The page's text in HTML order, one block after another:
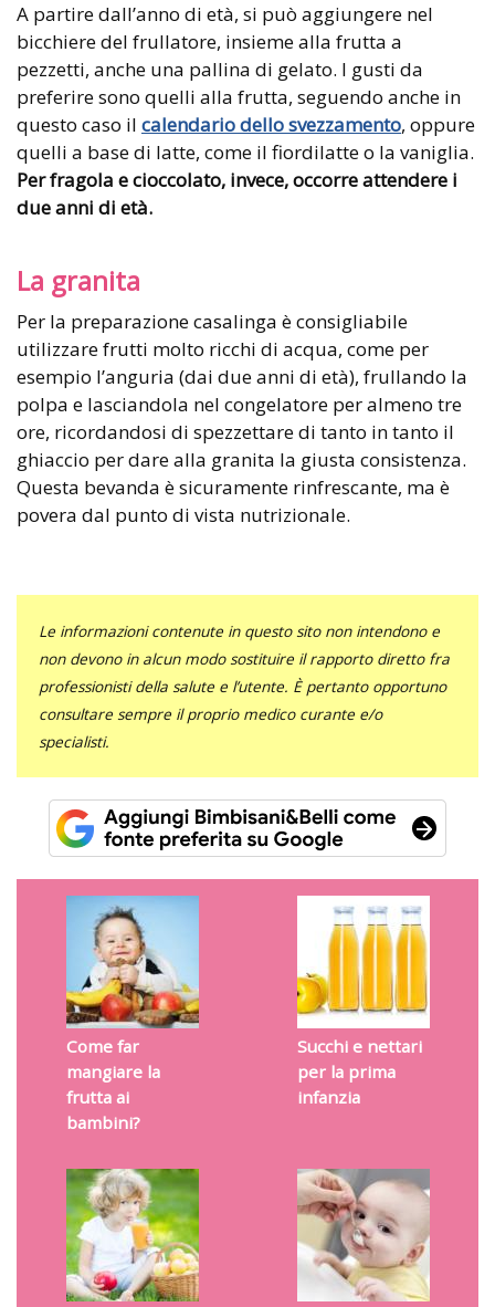
A partire dall’anno di età, si può aggiungere nel
bicchiere del frullatore, insieme alla frutta a
pezzetti, anche una pallina di gelato. I gusti da
preferire sono quelli alla frutta, seguendo anche in
questo caso il calendario dello svezzamento, oppure
quelli a base di latte, come il fiordilatte o la vaniglia.
Per fragola e cioccolato, invece, occorre attendere i
due anni di età.
La granita
Per la preparazione casalinga è consigliabile
utilizzare frutti molto ricchi di acqua, come per
esempio l’anguria (dai due anni di età), frullando la
polpa e lasciandola nel congelatore per almeno tre
ore, ricordandosi di spezzettare di tanto in tanto il
ghiaccio per dare alla granita la giusta consistenza.
Questa bevanda è sicuramente rinfrescante, ma è
povera dal punto di vista nutrizionale.
Le informazioni contenute in questo sito non intendono e
non devono in alcun modo sostituire il rapporto diretto fra
professionisti della salute e l’utente. È pertanto opportuno
consultare sempre il proprio medico curante e/o
specialisti.
Come far
mangiare la
frutta ai
bambini?
Succhi e nettari
per la prima
infanzia